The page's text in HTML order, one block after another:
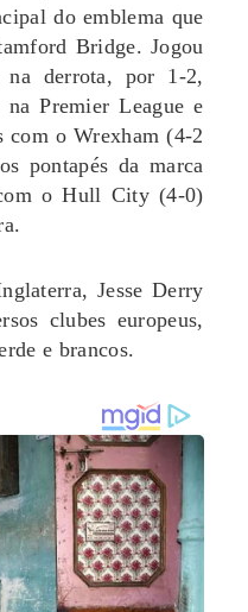
do emblema que
Bridge. Jogou
derrota, por 1-2,
Premier League e
com o Wrexham (4-2
pontapés da marca
o Hull City (4-0)
Jesse Derry
clubes europeus,
e brancos.